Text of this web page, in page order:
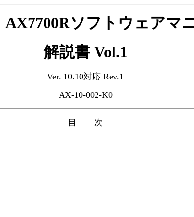
AX7700Rソフトウェアマ
解説書 Vol.1
Ver. 10.10対応 Rev.1
AX-10-002-K0
目 次